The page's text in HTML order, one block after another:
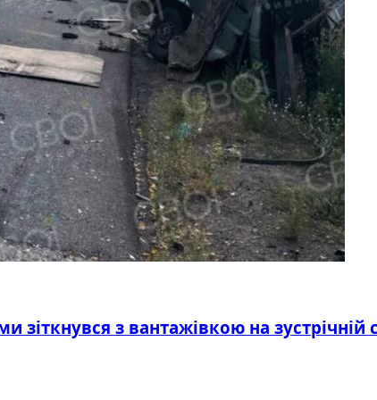
з вантажівкою на зустрічній